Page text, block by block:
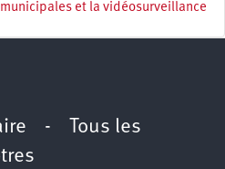
et la vidéosurveillance
-
Tous les